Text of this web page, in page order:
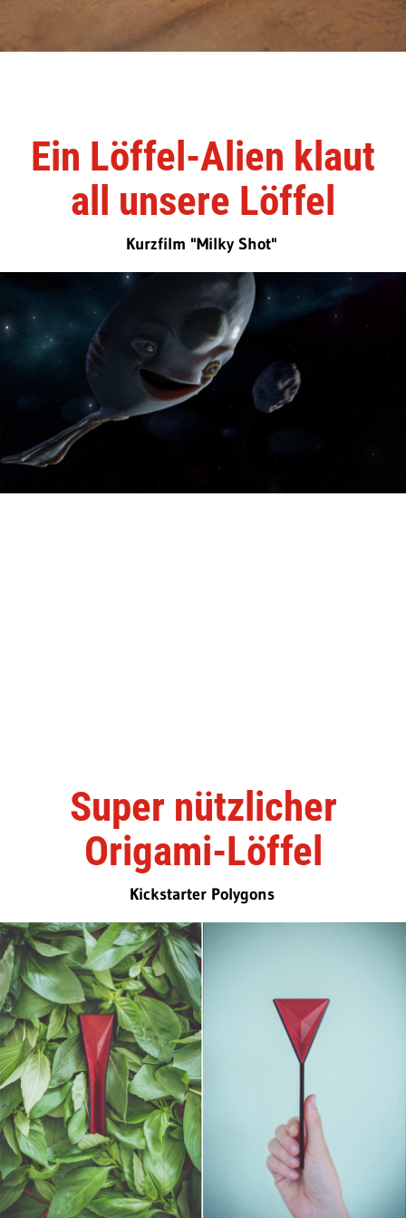
Ein Löffel-Alien klaut
all unsere Löffel
Kurzfilm "Milky Shot"
Super nützlicher
Origami-Löffel
Kickstarter Polygons